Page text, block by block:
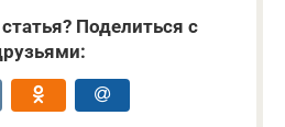
Поделиться с